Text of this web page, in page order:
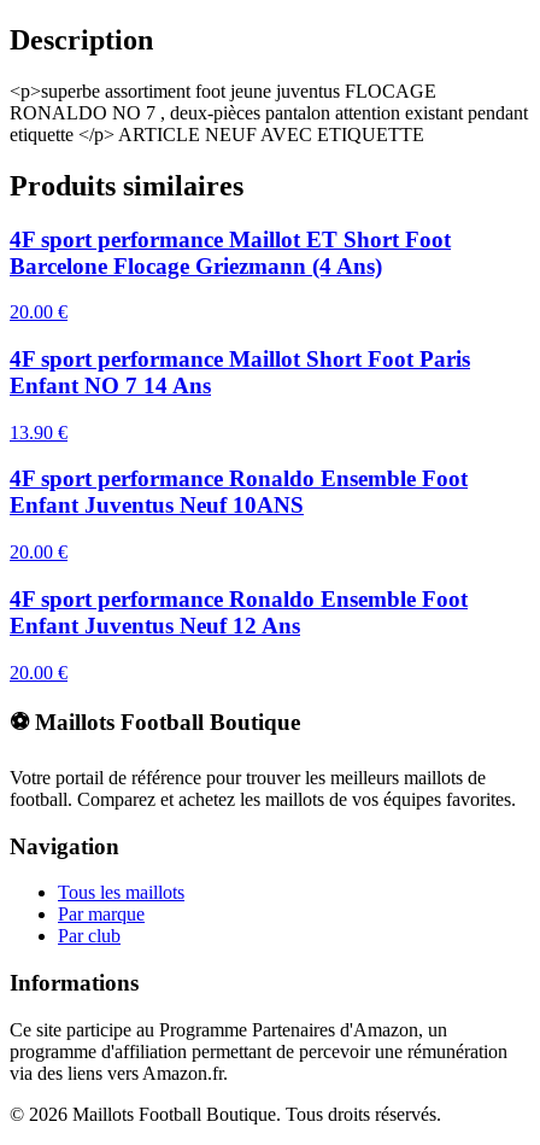
Description
<p>superbe assortiment foot jeune juventus FLOCAGE
RONALDO NO 7 , deux-pièces pantalon attention existant pendant
etiquette </p> ARTICLE NEUF AVEC ETIQUETTE
Produits similaires
4F sport performance Maillot ET Short Foot
Barcelone Flocage Griezmann (4 Ans)
20.00 €
4F sport performance Maillot Short Foot Paris
Enfant NO 7 14 Ans
13.90 €
4F sport performance Ronaldo Ensemble Foot
Enfant Juventus Neuf 10ANS
20.00 €
4F sport performance Ronaldo Ensemble Foot
Enfant Juventus Neuf 12 Ans
20.00 €
⚽ Maillots Football Boutique
Votre portail de référence pour trouver les meilleurs maillots de
football. Comparez et achetez les maillots de vos équipes favorites.
Navigation
Tous les maillots
Par marque
Par club
Informations
Ce site participe au Programme Partenaires d'Amazon, un
programme d'affiliation permettant de percevoir une rémunération
via des liens vers Amazon.fr.
© 2026 Maillots Football Boutique. Tous droits réservés.